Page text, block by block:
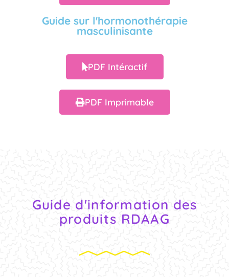
Guide sur l'hormonothérapie
masculinisante
PDF Intéractif
PDF Imprimable
Guide d'information des
produits RDAAG